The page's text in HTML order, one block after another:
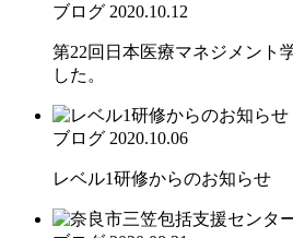
ブログ 2020.10.12
第22回日本医療マネジメント
した。
ブログ 2020.10.06
レベル1研修からのお知らせ